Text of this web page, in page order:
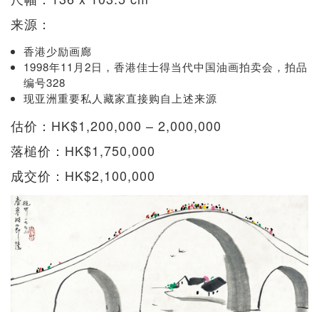
来源：
香港少励画廊
1998年11月2日，香港佳士得当代中国油画拍卖会，拍品
编号328
现亚洲重要私人藏家直接购自上述来源
估价：HK$1,200,000 – 2,000,000
落槌价：HK$1,750,000
成交价：HK$2,100,000